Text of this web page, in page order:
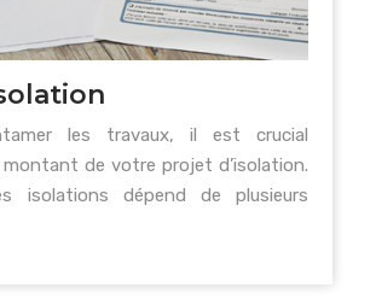
les travaux, il est crucial
montant de votre projet d’isolation.
isolations dépend de plusieurs